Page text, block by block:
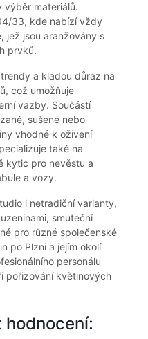
výběr materiálů.
33, kde nabízí vždy
jež jsou aranžovány s
prvků.
a kladou důraz na
což umožňuje
vazby. Součástí
sušené nebo
vhodné k oživení
také na
kytic pro nevěstu a
a vozy.
i netradiční varianty,
smuteční
pro různé společenské
po Plzni a jejím okolí
personálu
pořizování květinových